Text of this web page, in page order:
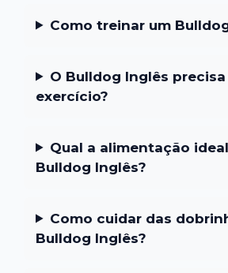
Como treinar um
O Bulldog Inglês
exercício?
Qual a alimentação
Bulldog Inglês?
Como cuidar das
Bulldog Inglês?